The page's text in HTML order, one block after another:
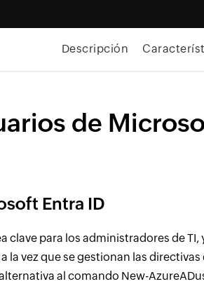
Descripción
de
Entra ID
clave para los administradores de
la vez que se gestionan las
al comando New-